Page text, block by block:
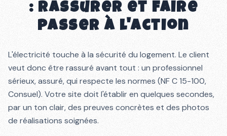
: rassurer et faire
passer à l'action
L'électricité touche à la sécurité du logement. Le client
veut donc être rassuré avant tout : un professionnel
sérieux, assuré, qui respecte les normes (NF C 15-100,
Consuel). Votre site doit l'établir en quelques secondes,
par un ton clair, des preuves concrètes et des photos
de réalisations soignées.